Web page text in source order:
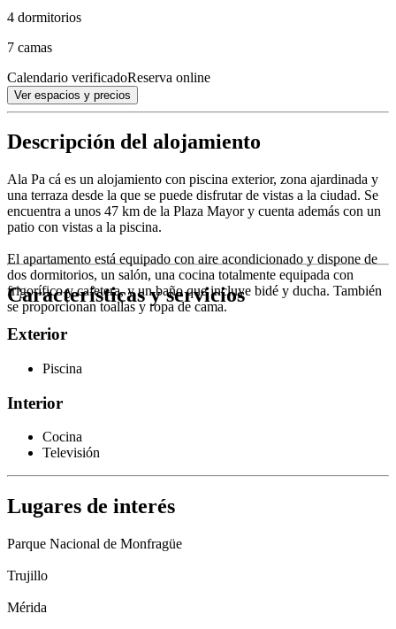
4 dormitorios
7 camas
Calendario verificadoReserva online
Ver espacios y precios
Descripción del alojamiento
Ala Pa cá es un alojamiento con piscina exterior, zona ajardinada y
una terraza desde la que se puede disfrutar de vistas a la ciudad. Se
encuentra a unos 47 km de la Plaza Mayor y cuenta además con un
patio con vistas a la piscina.
El apartamento está equipado con aire acondicionado y dispone de
dos dormitorios, un salón, una cocina totalmente equipada con
frigorífico y cafetera, y un baño que incluye bidé y ducha. También
se proporcionan toallas y ropa de cama.
Características y servicios
Exterior
Piscina
Interior
Cocina
Televisión
Lugares de interés
Parque Nacional de Monfragüe
Trujillo
Mérida